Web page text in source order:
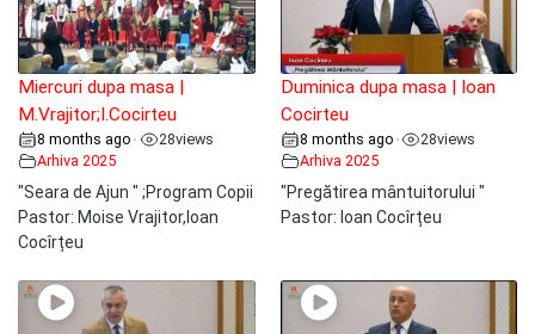
Miercuri dupa masa |
M.Vrajitor;I.Cocirteu
8 months ago • 28views
Arhiva 2025
"Seara de Ajun " ;Program Copii
Pastor: Moise Vrajitor,Ioan
Cocîrțeu
Duminica dupa masa | Ioan
Cocirteu
8 months ago • 28views
Arhiva 2025
"Pregătirea mântuitorului "
Pastor: Ioan Cocîrțeu